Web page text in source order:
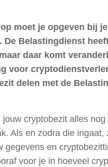
moet je opgeven bij je
De Belastingdienst
daar komt
voor
delen met de
cryptobezit alles nog
Als en zodra die ingaat,
en
voor je in hoeveel